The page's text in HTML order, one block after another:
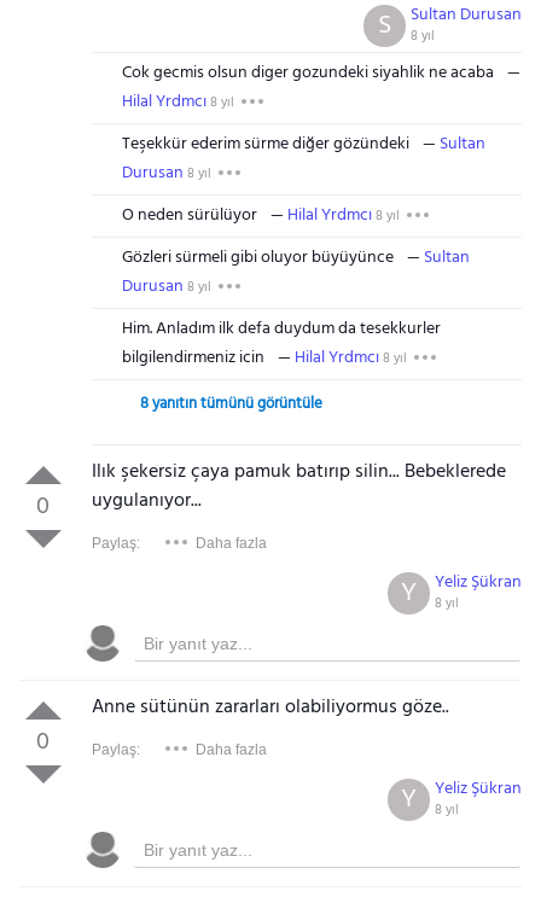
Sultan Durusan
8 yıl
S
Cok gecmis olsun diger gozundeki siyahlik ne acaba
Hilal Yrdmcı8 yıl
Teşekkür ederim sürme diğer gözündeki
Sultan
Durusan 8 yıl
O neden sürülüyor Hilal Yrdmcı8 yıl
Gözleri sürmeli gibi oluyor büyüyünce
Sultan
Durusan 8 yıl
Him. Anladım ilk defa duydum da tesekkurler
bilgilendirmeniz icin
Hilal Yrdmcı8 yıl
8 yanıtın tümünü görüntüle
0
Ilık şekersiz çaya pamuk batırıp silin... Bebeklerede
uygulanıyor...
Paylaş: Daha fazla
Yeliz Şükran
8 yıl
Y
0
Anne sütünün zararları olabiliyormus göze..
Paylaş: Daha fazla
Yeliz Şükran
8 yıl
Y